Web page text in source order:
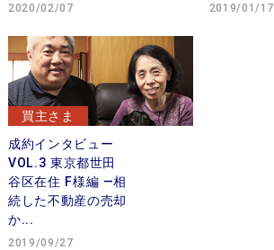
2020/02/07 2019/01/17
買主さま
成約インタビュー
VOL.3 東京都世田
谷区在住 F様編 —相
続した不動産の売却
か...
2019/09/27